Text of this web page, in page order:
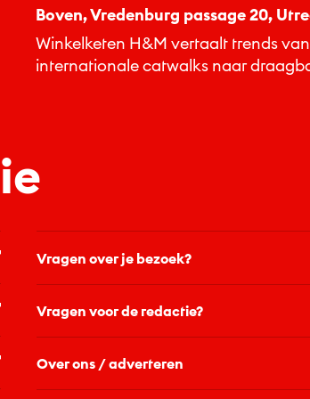
Boven, Vredenburg passage 20,
Winkelketen H&M vertaalt trends
internationale catwalks naar
Vragen over je bezoek?
Vragen voor de redactie?
Over ons / adverteren